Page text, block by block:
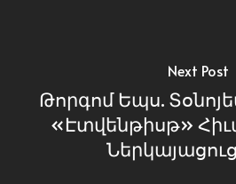
Next Post
Թորգոմ Եպս.
«Էտվենթիսթ»